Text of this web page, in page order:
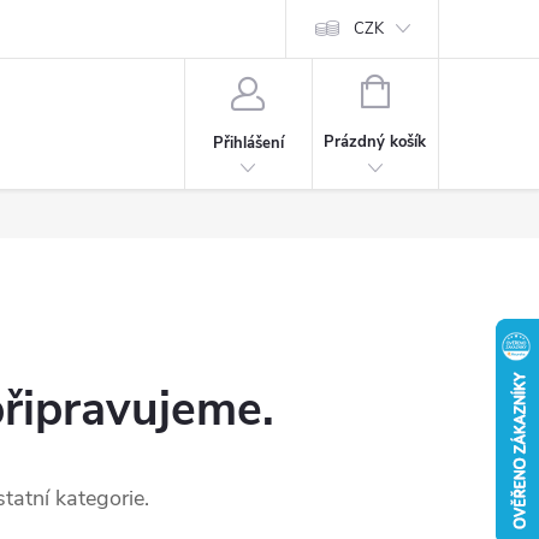
CZK
Přihlášení
NÁKUPNÍ
Prázdný košík
kategorie.